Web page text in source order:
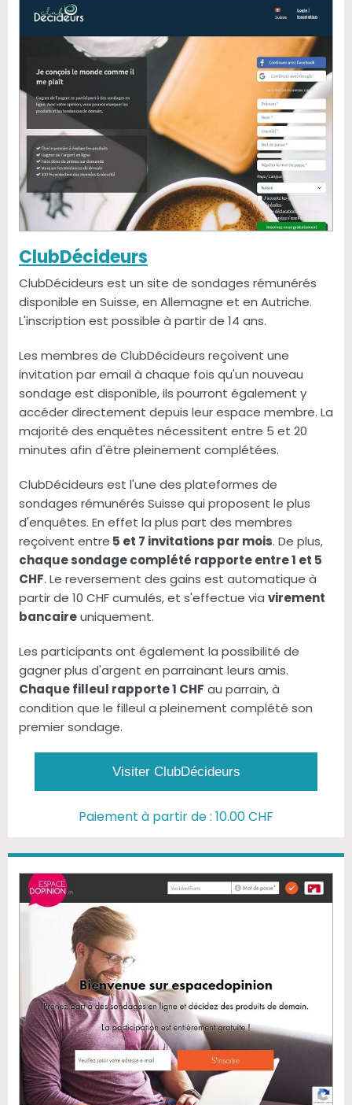
ClubDécideurs
ClubDécideurs est un site de sondages rémunérés
disponible en Suisse, en Allemagne et en Autriche.
L'inscription est possible à partir de 14 ans.
Les membres de ClubDécideurs reçoivent une
invitation par email à chaque fois qu'un nouveau
sondage est disponible, ils pourront également y
accéder directement depuis leur espace membre. La
majorité des enquêtes nécessitent entre 5 et 20
minutes afin d'être pleinement complétées.
ClubDécideurs est l'une des plateformes de
sondages rémunérés Suisse qui proposent le plus
d'enquêtes. En effet la plus part des membres
reçoivent entre 5 et 7 invitations par mois. De plus,
chaque sondage complété rapporte entre 1 et 5
CHF. Le reversement des gains est automatique à
partir de 10 CHF cumulés, et s'effectue via virement
bancaireuniquement.
Les participants ont également la possibilité de
gagner plus d'argent en parrainant leurs amis.
Chaque filleul rapporte 1 CHF au parrain, à
condition que le filleul a pleinement complété son
premier sondage.
Visiter ClubDécideurs
Paiement à partir de : 10.00 CHF